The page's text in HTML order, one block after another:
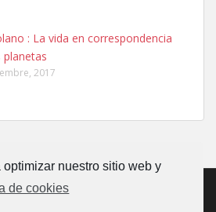
nuestro sitio web y
de cookies
mi perrita ya que por temas de trabajo
r...
: La vida en correspondencia
planetas
2017